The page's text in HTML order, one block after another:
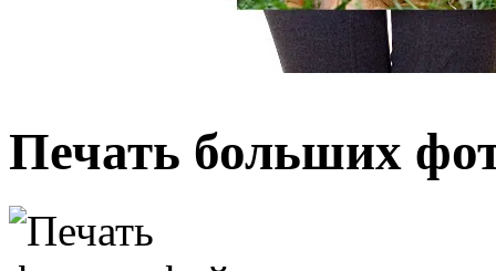
Печать больших